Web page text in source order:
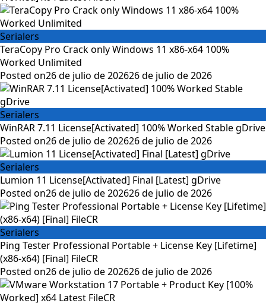
Serialers
TeraCopy Pro Crack only Windows 11 x86-x64 100%
Worked Unlimited
Posted on26 de julio de 202626 de julio de 2026
Serialers
WinRAR 7.11 License[Activated] 100% Worked Stable gDrive
Posted on26 de julio de 202626 de julio de 2026
Serialers
Lumion 11 License[Activated] Final [Latest] gDrive
Posted on26 de julio de 202626 de julio de 2026
Serialers
Ping Tester Professional Portable + License Key [Lifetime]
(x86-x64) [Final] FileCR
Posted on26 de julio de 202626 de julio de 2026